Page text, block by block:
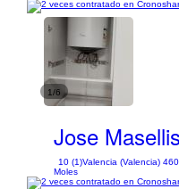
1/6
Jose Masellis
10 (1)Valencia (Valencia)
Moles